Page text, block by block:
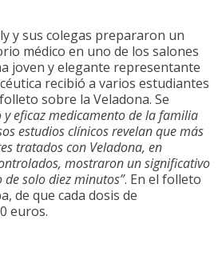
y sus colegas prepararon un
médico en uno de los salones
joven y elegante representante
recibió a varios estudiantes
sobre la Veladona. Se
y eficaz medicamento de la familia
estudios clínicos revelan que más
tratados con Veladona, en
mostraron un significativo
solo diez minutos”. En el folleto
de que cada dosis de
euros.